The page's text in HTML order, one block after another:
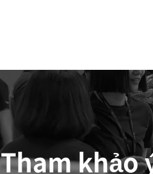
Tham khảo